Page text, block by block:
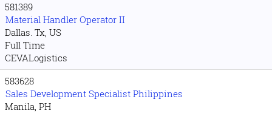
581389
Material Handler Operator II
Dallas. Tx, US
Full Time
CEVALogistics
583628
Sales Development Specialist Philippines
Manila, PH